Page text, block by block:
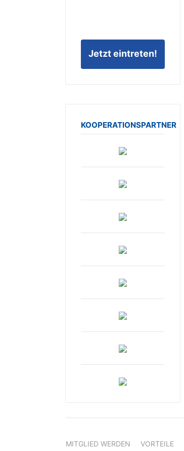
Jetzt eintreten!
KOOPERATIONSPARTNER
MITGLIED WERDEN VORTEILE